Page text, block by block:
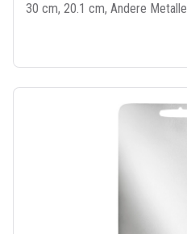
30 cm, 20.1 cm, Andere Metalle